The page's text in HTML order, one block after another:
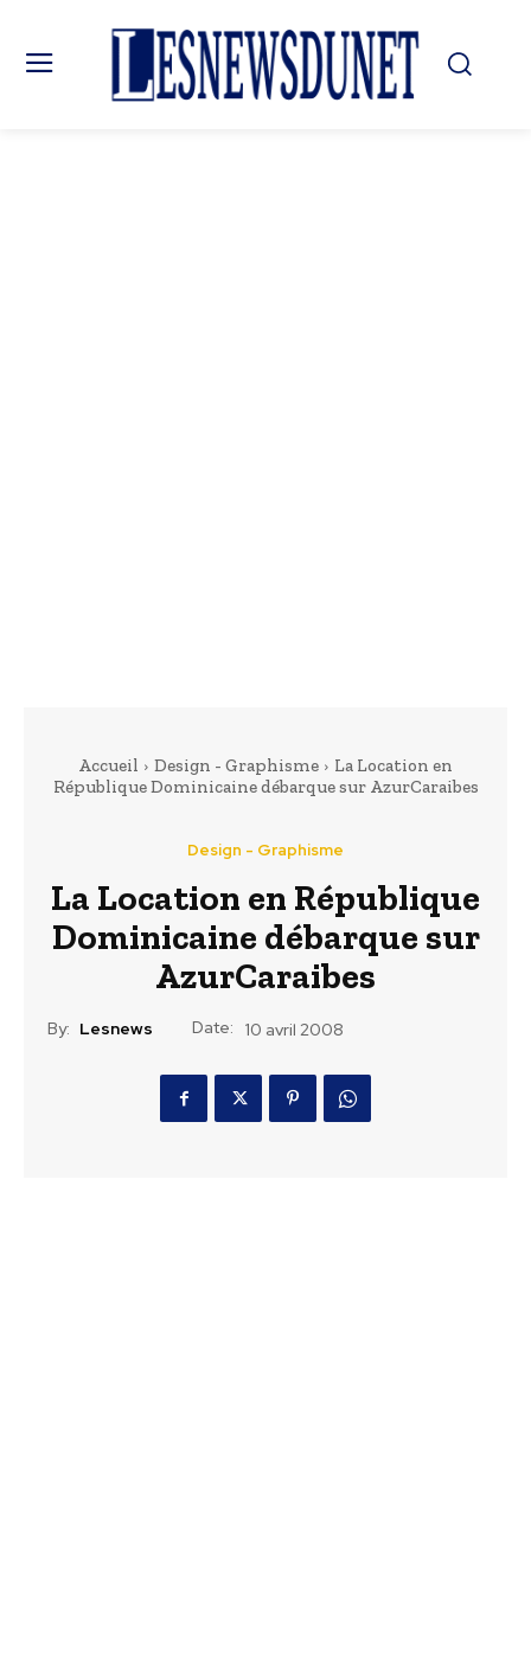
Accueil Design - Graphisme
La Location en
République Dominicaine débarque sur AzurCaraibes
Design - Graphisme
La Location en République
Dominicaine débarque sur
AzurCaraibes
By: Lesnews Date: 10 avril 2008